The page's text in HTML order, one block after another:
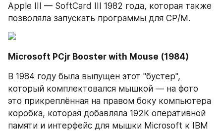
Apple III — SoftCard III 1982 года, которая также
позволяла запускать программы для CP/M.
Microsoft PCjr Booster with Mouse (1984)
В 1984 году была выпущен этот "бустер",
который комплектовался мышкой — на фото
это прикреплённая на правом боку компьютера
коробка, которая добавляла 192К оперативной
памяти и интерфейс для мышки Microsoft к IBM